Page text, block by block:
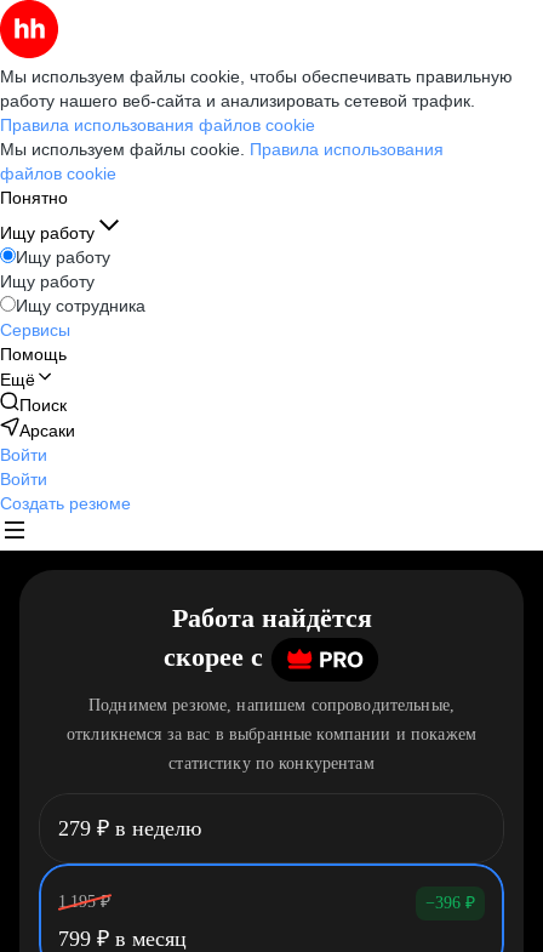
Мы используем файлы cookie, чтобы обеспечивать правильную
работу нашего веб-сайта и анализировать сетевой трафик.
Правила использования файлов cookie
Мы используем файлы cookie. Правила использования
файлов cookie
Понятно
Ищу работу
Ищу работу
Ищу работу
Ищу сотрудника
Сервисы
Помощь
Ещё
Поиск
Арсаки
Войти
Войти
Создать резюме
Работа найдётся
скорее c
Поднимем резюме, напишем сопроводительные,
откликнемся за вас в выбранные компании и покажем
статистику по конкурентам
279 ₽ в неделю
1 195 ₽ −396 ₽
799 ₽ в месяц